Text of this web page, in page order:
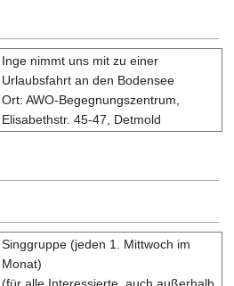
Inge nimmt uns mit zu einer
Urlaubsfahrt an den Bodensee
Ort: AWO-Begegnungszentrum,
Elisabethstr. 45-47, Detmold
Singgruppe (jeden 1. Mittwoch im
Monat)
(für alle Interessierte, auch außerhalb